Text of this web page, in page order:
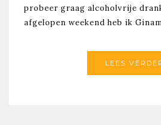
probeer graag alcoholvrije
afgelopen weekend heb ik
LEES